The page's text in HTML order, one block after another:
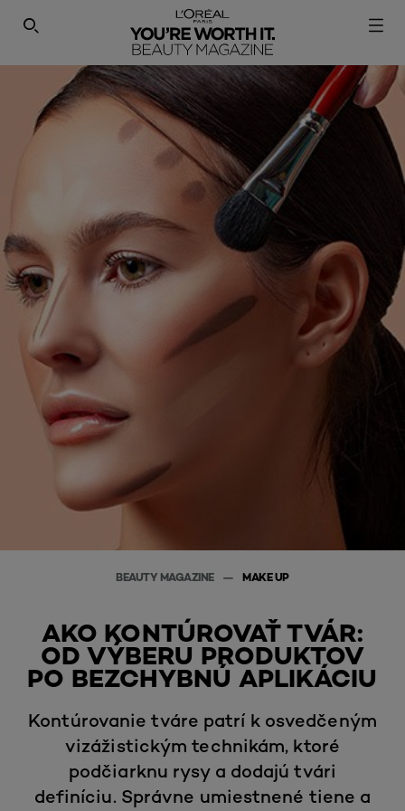
SEARCH THIS SITE
BEAUTY MAGAZINE MAKE UP
AKO KONTÚROVAŤ TVÁR:
OD VÝBERU PRODUKTOV
PO BEZCHYBNÚ APLIKÁCIU
Kontúrovanie tváre patrí k osvedčeným
vizážistickým technikám, ktoré
podčiarknu rysy a dodajú tvári
definíciu. Správne umiestnené tiene a